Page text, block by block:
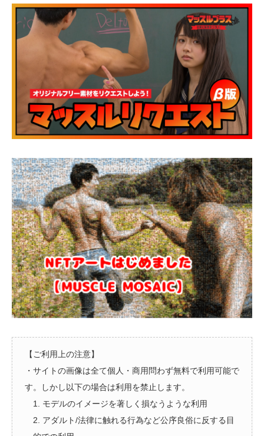
【ご利用上の注意】
・サイトの画像は全て個人・商用問わず無料で利用可能で
す。しかし以下の場合は利用を禁止します。
1. モデルのイメージを著しく損なうような利用
2. アダルト/法律に触れる行為など公序良俗に反する目